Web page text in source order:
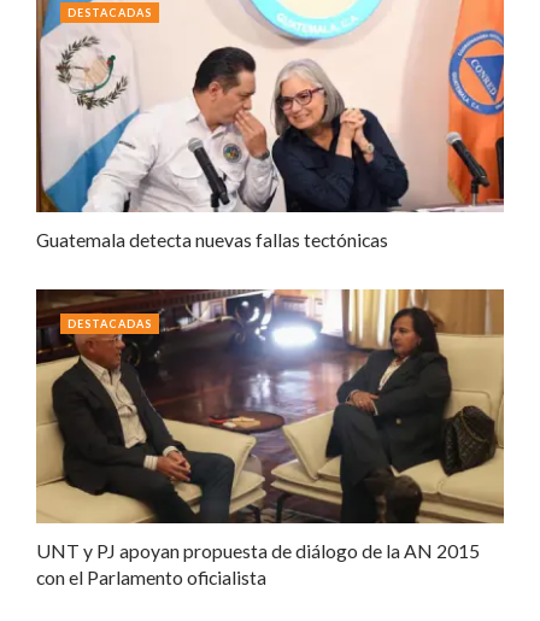
Guatemala detecta nuevas fallas tectónicas
DESTACADAS
UNT y PJ apoyan propuesta de diálogo de la AN 2015
con el Parlamento oficialista
DESTACADAS